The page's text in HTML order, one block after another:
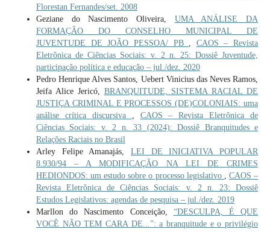
Florestan Fernandes/set. 2008
Geziane do Nascimento Oliveira, UMA ANÁLISE DA
FORMAÇÃO DO CONSELHO MUNICIPAL DE
JUVENTUDE DE JOÃO PESSOA/ PB
CAOS – Revista
Eletrônica de Ciências Sociais: v. 2 n. 25: Dossiê Juventude,
participação política e educação – jul./dez. 2020
Pedro Henrique Alves Santos, Uebert Vinicius das Neves Ramos,
Jeifa Alice Jericó, BRANQUITUDE, SISTEMA RACIAL DE
JUSTIÇA CRIMINAL E PROCESSOS (DE)COLONIAIS: uma
análise crítica discursiva
CAOS – Revista Eletrônica de
Ciências Sociais: v. 2 n. 33 (2024): Dossiê Branquitudes e
Relações Raciais no Brasil
Arley Felipe Amanajás, LEI DE INICIATIVA POPULAR
8.930/94 – A MODIFICAÇÃO NA LEI DE CRIMES
HEDIONDOS: um estudo sobre o processo legislativo
CAOS –
Revista Eletrônica de Ciências Sociais: v. 2 n. 23: Dossiê
Estudos Legislativos: agendas de pesquisa – jul./dez. 2019
Marllon do Nascimento Conceição, “DESCULPA, É QUE
VOCÊ NÃO TEM CARA DE...”: a branquitude e o privilégio